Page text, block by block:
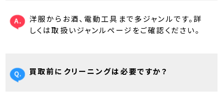
洋服からお酒、電動工具まで多ジャンルです。詳
しくは取扱いジャンルページをご確認ください。
買取前にクリーニングは必要ですか？